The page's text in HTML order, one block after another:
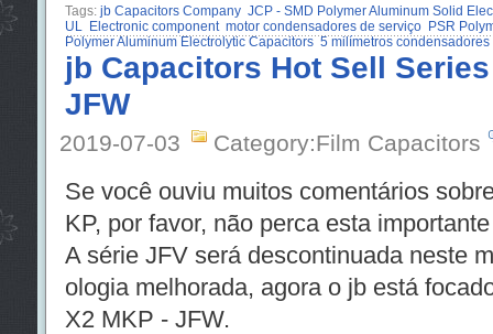
Tags: jb Capacitors Company JCP - SMD Polymer Aluminum Solid
UL
Electronic component motor condensadores de serviço
PSR
Polymer Aluminum Electrolytic Capacitors 5 milímetros condensadores
jb Capacitors Hot Sell
JFW
2019-07-03 Category:Film Capacitors
Se você ouviu muitos comentários
KP, por favor, não perca esta
A série JFV será descontinuada neste
ologia melhorada, agora o jb está
X2 MKP - JFW.